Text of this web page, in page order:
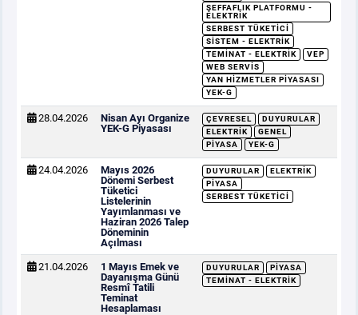
ŞEFFAFLIK PLATFORMU -
ELEKTRIK
SERBEST TÜKETICI
SISTEM - ELEKTRIK
TEMINAT - ELEKTRIK
VEP
WEB SERVIS
YAN HIZMETLER PIYASASI
YEK-G
28.04.2026
Nisan Ayı Organize
YEK-G Piyasası
ÇEVRESEL
DUYURULAR
ELEKTRIK
GENEL
PIYASA
YEK-G
24.04.2026
Mayıs 2026
Dönemi Serbest
Tüketici
Listelerinin
Yayımlanması ve
Haziran 2026 Talep
Döneminin
Açılması
DUYURULAR
ELEKTRIK
PIYASA
SERBEST TÜKETICI
21.04.2026
1 Mayıs Emek ve
Dayanışma Günü
Resmî Tatili
Teminat
Hesaplaması
DUYURULAR
PIYASA
TEMINAT - ELEKTRIK